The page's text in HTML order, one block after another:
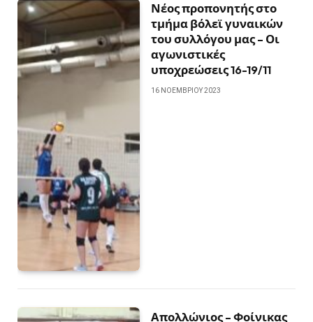
Νέος προπονητής στο
τμήμα βόλεϊ γυναικών
του συλλόγου μας – Οι
αγωνιστικές
υποχρεώσεις 16-19/11
16 ΝΟΕΜΒΡΊΟΥ 2023
Απολλώνιος – Φοίνικας